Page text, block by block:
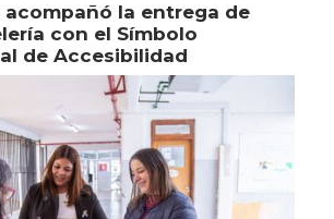
acompañó la entrega de
con el Símbolo
de Accesibilidad